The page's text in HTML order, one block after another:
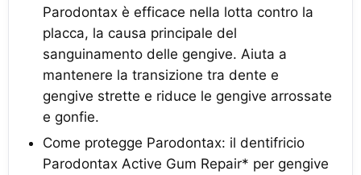
Parodontax è efficace nella lotta contro la
placca, la causa principale del
sanguinamento delle gengive. Aiuta a
mantenere la transizione tra dente e
gengive strette e riduce le gengive arrossate
e gonfie.
Come protegge Parodontax: il dentifricio
Parodontax Active Gum Repair* per gengive